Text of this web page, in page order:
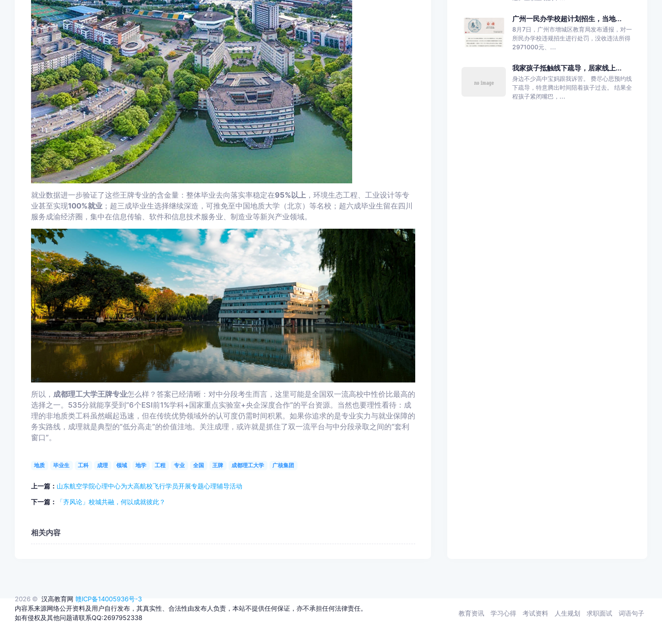
就业数据进一步验证了这些王牌专业的含金量：整体毕业去向落实率稳定在95%以上，环境生态工程、工业设计等专
业甚至实现100%就业；超三成毕业生选择继续深造，可推免至中国地质大学（北京）等名校；超六成毕业生留在四川
服务成渝经济圈，集中在信息传输、软件和信息技术服务业、制造业等新兴产业领域。
所以， 成都理工大学王牌专业怎么样？答案已经清晰：对中分段考生而言，这里可能是全国双一流高校中性价比最高的
选择之一。535分就能享受到“6个ESI前1%学科+国家重点实验室+央企深度合作”的平台资源。当然也要理性看待：成
理的非地质类工科虽然崛起迅速，但在传统优势领域外的认可度仍需时间积累。如果你追求的是专业实力与就业保障的
务实路线，成理就是典型的“低分高走”的价值洼地。关注成理，或许就是抓住了双一流平台与中分段录取之间的“套利
窗口”。
地质 毕业生 工科 成理 领域 地学 工程 专业 全国 王牌 成都理工大学 广核集团
上一篇： 山东航空学院心理中心为大高航校飞行学员开展专题心理辅导活动
下一篇：
「齐风论」校城共融，何以成就彼此？
相关内容
广州一民办学校超计划招生，当地...
8月7日，广州市增城区教育局发布通报，对一
所民办学校违规招生进行处罚，没收违法所得
2971000元、...
我家孩子抵触线下疏导，居家线上...
身边不少高中宝妈跟我诉苦。 费尽心思预约线
下疏导，特意腾出时间陪着孩子过去。 结果全
程孩子紧闭嘴巴，...
2026 © 汉高教育网赣ICP备14005936号-3
内容系来源网络公开资料及用户自行发布，其真实性、合法性由发布人负责，本站不提供任何保证，亦不承担任何法律责任。
如有侵权及其他问题请联系QQ:2697952338
教育资讯 学习心得 考试资料 人生规划 求职面试 词语句子